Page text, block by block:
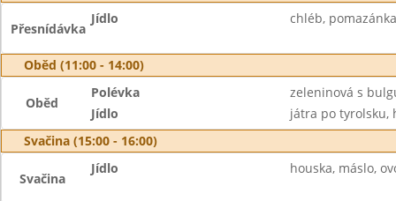
Přesnídávka
Jídlo chléb,
Oběd (11:00 - 14:00)
Oběd
Polévka
zeleninová s
Jídlo
játra po tyrolsku,
Svačina (15:00 - 16:00)
Svačina
Jídlo houska, máslo,